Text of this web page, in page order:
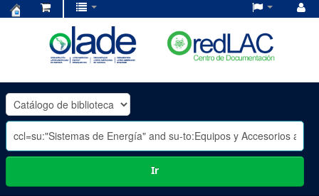
OLADE
-
Ir